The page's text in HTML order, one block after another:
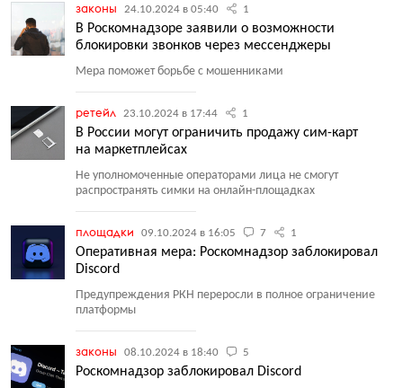
законы 24.10.2024 в 05:40 1
В Роскомнадзоре заявили о возможности
блокировки звонков через мессенджеры
Мера поможет борьбе с мошенниками
ретейл 23.10.2024 в 17:44 1
В России могут ограничить продажу сим-карт
на маркетплейсах
Не уполномоченные операторами лица не смогут
распространять симки на онлайн-площадках
площадки 09.10.2024 в 16:05 7 1
Оперативная мера: Роскомнадзор заблокировал
Discord
Предупреждения РКН переросли в полное ограничение
платформы
законы 08.10.2024 в 18:40 5
Роскомнадзор заблокировал Discord